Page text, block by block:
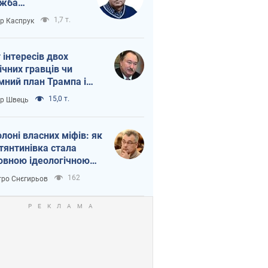
на
Росії від
Каспрук 1,7 т.
інтересів двох
гравців чи
план Трампа і
Швець 15,0 т.
власних міфів: як
стала
ідеологічною
для російських
Снєгирьов 162